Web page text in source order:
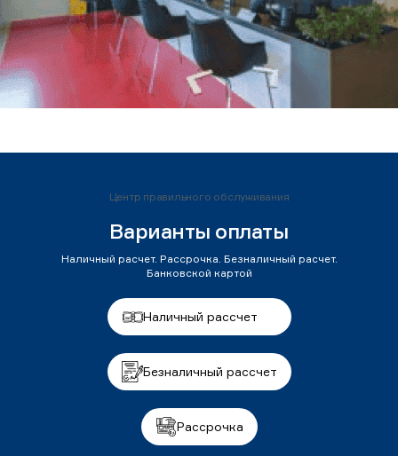
Центр правильного обслуживания
Варианты оплаты
Наличный расчет. Рассрочка. Безналичный расчет.
Банковской картой
Наличный рассчет
Безналичный рассчет
Рассрочка